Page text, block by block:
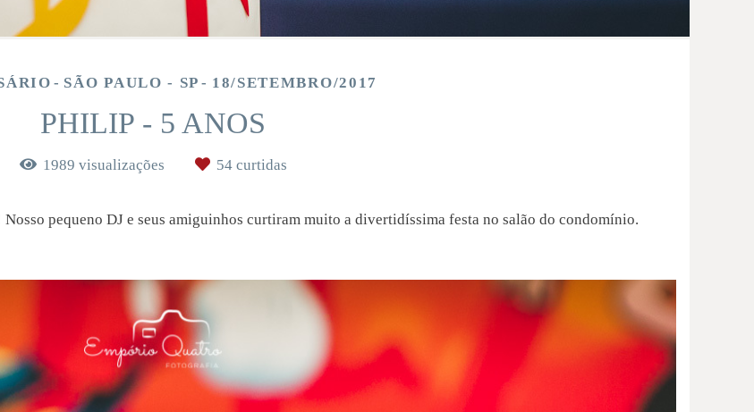
SÃO PAULO - SP 18/SETEMBRO/2017
PHILIP - 5 ANOS
1989 visualizações 54curtidas
pequeno DJ e seus amiguinhos curtiram muito a divertidíssima festa no salão do condomínio.